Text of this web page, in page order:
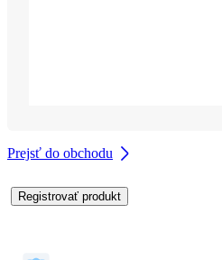
Prejsť do obchodu
Registrovať produkt